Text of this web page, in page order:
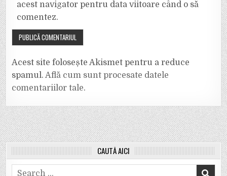
acest navigator pentru data viitoare când o să
comentez.
Acest site folosește Akismet pentru a reduce
spamul.Află cum sunt procesate datele
comentariilor tale.
CAUTĂ AICI
Search